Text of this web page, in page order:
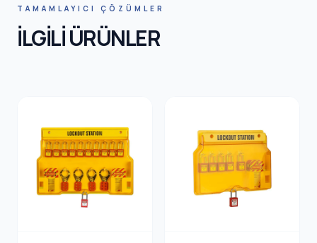
TAMAMLAYICI ÇÖZÜMLER
İLGİLİ ÜRÜNLER